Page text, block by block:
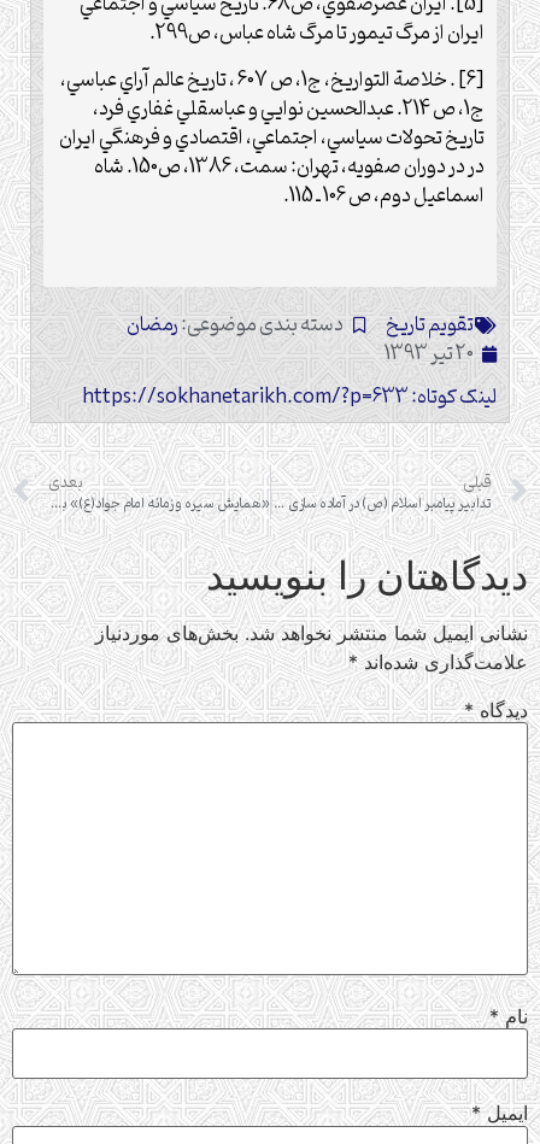
ايران از مرگ تيمور تا مرگ شاه عباس، ص299.
[6]
.خلاصة التواريخ، ج1، ص 607 ، تاريخ عالم آراي عباسي،
ج1، ص 214. عبدالحسين نوايي و عباسقلي غفاري فرد،
تاريخ تحولات سياسي، اجتماعي، اقتصادي و فرهنگي ايران
در در دوران صفويه، تهران: سمت، 1386، ص150. شاه
اسماعيل دوم، ص 106 ـ 115.
تقویم تاریخ دسته بندی موضوعی:رمضان
20 تیر 1393
لینک کوتاه: https://sokhanetarikh.com/?p=633
قبلی
تدابیر پیامبر اسلام (ص) در آماده سازی نیروها در جریان جنگ احد
بعدی
«همایش سیره و زمانه امام جواد(ع)» به سوی علمی- پژوهشی شدن
دیدگاهتان را بنویسید
نشانی ایمیل شما منتشر نخواهد شد. بخش‌های موردنیاز
علامت‌گذاری شده‌اند*
دیدگاه*
نام*
ایمیل*